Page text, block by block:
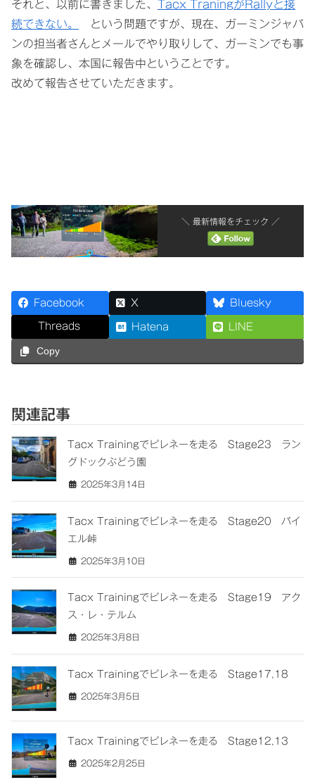
それと、以前に書きました、 Tacx TraningがRallyと接
続できない。
という問題ですが、現在、ガーミンジャパ
ンの担当者さんとメールでやり取りして、ガーミンでも事
象を確認し、本国に報告中ということです。
改めて報告させていただきます。
＼ 最新情報をチェック ／
Facebook X Bluesky
Threads Hatena LINE
Copy
関連記事
Tacx Trainingでピレネーを走る Stage23 ラン
グドックぶどう園
2025年3月14日
Tacx Trainingでピレネーを走る Stage20 パイ
エル峠
2025年3月10日
Tacx Trainingでピレネーを走る Stage19 アク
ス・レ・テルム
2025年3月8日
Tacx Trainingでピレネーを走る Stage17,18
2025年3月5日
Tacx Trainingでピレネーを走る Stage12,13
2025年2月25日